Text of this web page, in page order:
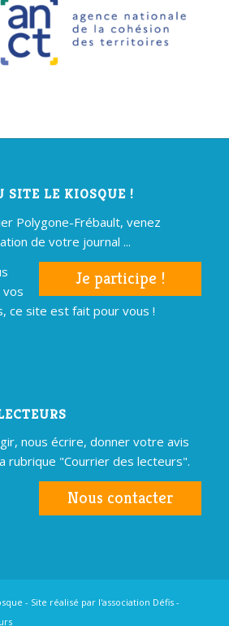
SITE LE KIOSQUE !
Polygone-Frébault, venez
de votre journal ...
Je participe !
ce site est fait pour vous !
nous écrire, donner votre avis
rubrique "Courrier des lecteurs".
Nous contacter
- Site réalisé par l'association Défis-